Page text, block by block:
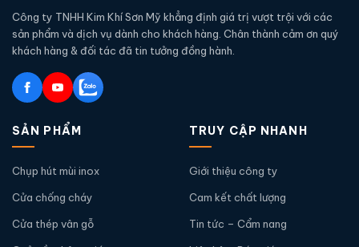
Công ty TNHH Kim Khí Sơn Mỹ khẳng định giá trị vượt trội với các
sản phẩm và dịch vụ dành cho khách hàng. Chân thành cảm ơn quý
khách hàng & đối tác đã tin tưởng đồng hành.
SẢN PHẨM
Chụp hút mùi inox
Cửa chống cháy
Cửa thép vân gỗ
TRUY CẬP NHANH
Giới thiệu công ty
Cam kết chất lượng
Tin tức – Cẩm nang